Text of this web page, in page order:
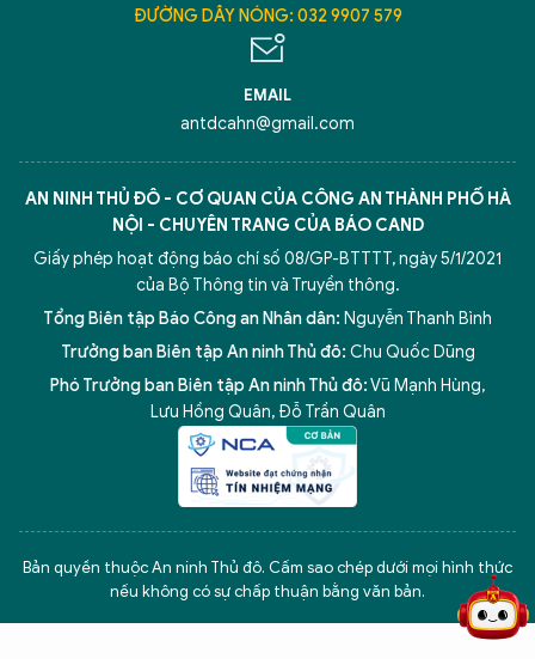
ĐƯỜNG DÂY NÓNG: 032 9907 579
EMAIL
antdcahn@gmail.com
AN NINH THỦ ĐÔ - CƠ QUAN CỦA CÔNG AN THÀNH PHỐ HÀ
NỘI - CHUYÊN TRANG CỦA BÁO CAND
Giấy phép hoạt động báo chí số 08/GP-BTTTT, ngày 5/1/2021
của Bộ Thông tin và Truyền thông.
Tổng Biên tập Báo Công an Nhân dân: Nguyễn Thanh Bình
Trưởng ban Biên tập An ninh Thủ đô: Chu Quốc Dũng
Phó Trưởng ban Biên tập An ninh Thủ đô:Vũ Mạnh Hùng,
Lưu Hồng Quân, Đỗ Trần Quân
Bản quyền thuộc An ninh Thủ đô. Cấm sao chép dưới mọi hình thức
nếu không có sự chấp thuận bằng văn bản.
5 điểm nghẽn của Hà Nội giải pháp xử lý điểm nghẽn của